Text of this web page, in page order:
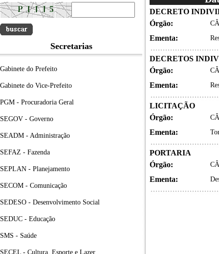
Secretarias
Gabinete do Prefeito
Gabinete do Vice-Prefeito
PGM - Procuradoria Geral
SEGOV - Governo
SEADM - Administração
SEFAZ - Fazenda
SEPLAN - Planejamento
SECOM - Comunicação
SEDESO - Desenvolvimento Social
SEDUC - Educação
SMS - Saúde
SECEL - Cultura, Esporte e Lazer
DECRETO
Órgão:
Ementa:
DECRETOS
Órgão:
Ementa:
LICITAÇÃO
Órgão:
Ementa:
PORTARIA
Órgão:
Ementa: